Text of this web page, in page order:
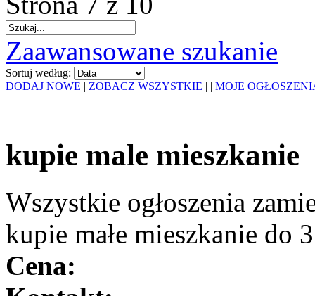
Zaawansowane szukanie
Sortuj według:
DODAJ NOWE | ZOBACZ WSZYSTKIE | | MOJE
kupie male mieszkanie
Wszystkie ogłoszenia
kupie małe mieszkanie do
Cena: